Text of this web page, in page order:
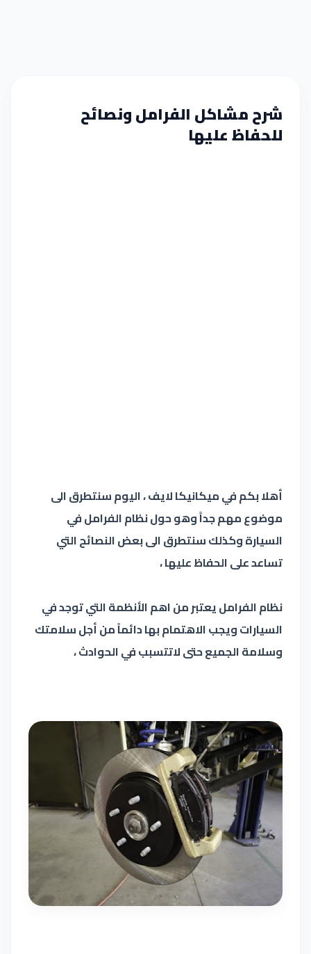
شرح مشاكل الفرامل ونصائح
للحفاظ عليها
أهلا بكم في ميكانيكا لايف ، اليوم سنتطرق الى
موضوع مهم جداً وهو حول نظام الفرامل في
السيارة وكذلك سنتطرق الى بعض النصائح التي
تساعد على الحفاظ عليها ،
نظام الفرامل يعتبر من اهم الأنظمة التي توجد في
السيارات ويجب الاهتمام بها دائماً من أجل سلامتك
وسلامة الجميع حتى لاتتسبب في الحوادث ،